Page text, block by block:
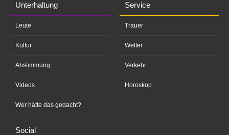
Unterhaltung
Leute
Kultur
Abstimmung
Videos
Wer hätte das gedacht?
Service
Trauer
Wetter
Verkehr
Horoskop
Social